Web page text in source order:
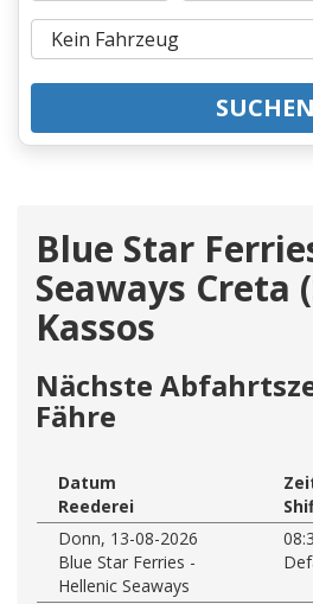
SUCHEN
Blue Star
Seaways Creta
Kassos
Nächste
Fähre
Datum
Reederei
Donn, 13-08-2026
Blue Star Ferries -
Hellenic Seaways